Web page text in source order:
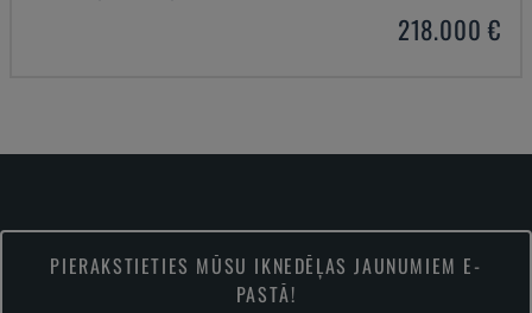
218.000 €
PIERAKSTIETIES MŪSU IKNEDĒĻAS JAUNUMIEM E-
PASTĀ!